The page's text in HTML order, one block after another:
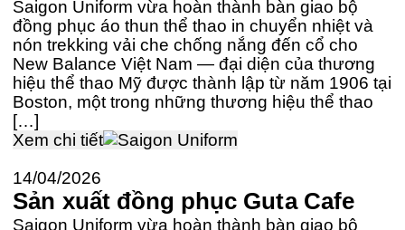
Saigon Uniform vừa hoàn thành bàn giao bộ
đồng phục áo thun thể thao in chuyển nhiệt và
nón trekking vải che chống nắng đến cổ cho
New Balance Việt Nam — đại diện của thương
hiệu thể thao Mỹ được thành lập từ năm 1906 tại
Boston, một trong những thương hiệu thể thao
[…]
Xem chi tiết
14/04/2026
Sản xuất đồng phục Guta Cafe
Saigon Uniform vừa hoàn thành bàn giao bộ